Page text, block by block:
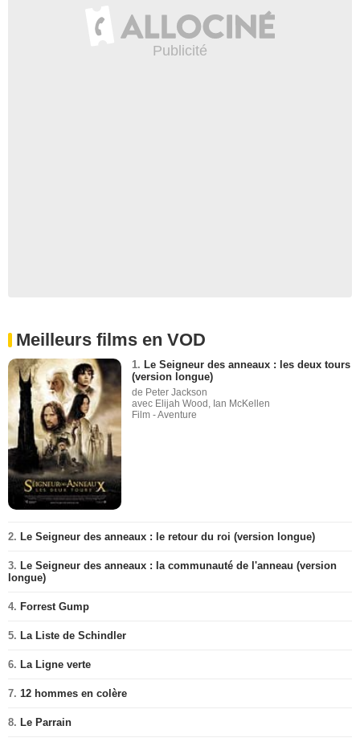
Meilleurs films en VOD
1. Le Seigneur des anneaux : les deux tours
(version longue)
de Peter Jackson
avec Elijah Wood, Ian McKellen
Film - Aventure
2. Le Seigneur des anneaux : le retour du roi (version longue)
3. Le Seigneur des anneaux : la communauté de l'anneau (version
longue)
4. Forrest Gump
5. La Liste de Schindler
6. La Ligne verte
7. 12 hommes en colère
8. Le Parrain